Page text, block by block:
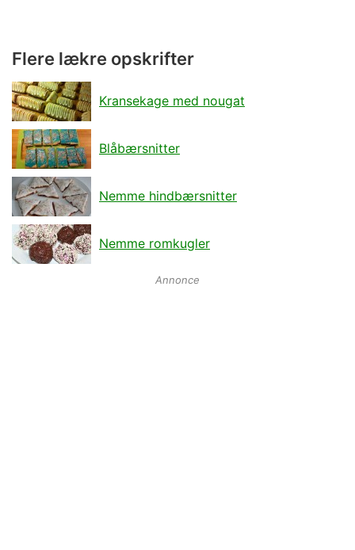
Flere lækre opskrifter
Kransekage med nougat
Blåbærsnitter
Nemme hindbærsnitter
Nemme romkugler
Annonce